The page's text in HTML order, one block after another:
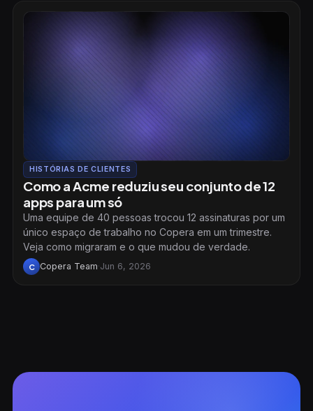
HISTÓRIAS DE CLIENTES
Como a Acme reduziu seu conjunto de 12
apps para um só
Uma equipe de 40 pessoas trocou 12 assinaturas por um
único espaço de trabalho no Copera em um trimestre.
Veja como migraram e o que mudou de verdade.
C Copera Team·Jun 6, 2026